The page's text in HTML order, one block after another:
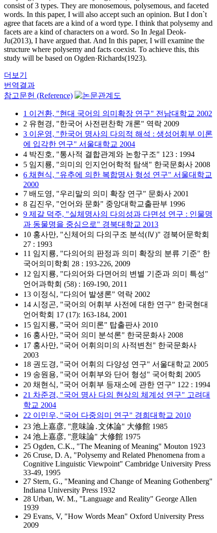
consist of 3 types. They are monosemous, polysemous, and faceted
words. In this paper, I will also accept such an opinion. But I don`t
agree that facets are a kind of a word type. I think that polysemy and
facets are a kind of characters on a word. So In Jegal Deok-
Ju(2013), I have argued that. And In this paper, I will examine the
structure where polysemy and facts coexist. To achieve this, this
study will be based on Ogden·Richards(1923).
더보기
번역결과
참고문헌 (Reference)
1 이건환, "현대 국어의 의미확장 연구" 전남대학교 2002
2 유현경, "한국어 사전편찬학 개론" 역락 2009
3 이운영, "한국어 명사의 다의적 해석 : 생성어휘부 이론
에 입각한 연구" 서울대학교 2004
4 박진호, "통사적 결합관계와 논항구조" 123 : 1994
5 임지룡, "의미의 인지언어학적 탐색" 한국문화사 2008
6 채현식, "유추에 의한 복합명사 형성 연구" 서울대학교
2000
7 배도영, "우리말의 의미 확장 연구" 문화사 2001
8 김진우, "언어와 문화" 중앙대학교출판부 1996
9 제갈 덕주, "실체명사의 다의성과 다면성 연구 : 인물명
과 동물명을 중심으로" 경북대학교 2013
10 홍사만, "신체어의 다의구조 분석(Ⅳ)" 경북어문학회
27 : 1993
11 임지룡, "다의어의 판정과 의미 확장의 분류 기준" 한
국어의미학회 28 : 193-226, 2009
12 임지룡, "다의어와 다면어의 변별 기준과 의미 특성"
언어과학회 (58) : 169-190, 2011
13 이정식, "다의어 발생론" 역락 2002
14 시정곤, "국어의 어휘부 사전에 대한 연구" 한국현대
언어학회 17 (17): 163-184, 2001
15 임지룡, "국어 의미론" 탑출판사 2010
16 홍사만, "국어 의미 분석론" 한국문화사 2008
17 홍사만, "국어 어휘의미의 사적변천" 한국문화사
2003
18 권도경, "국어 어휘의 다양성 연구" 서울대학교 2005
19 송원용, "국어 어휘부와 단어 형성" 국어학회 2005
20 채현식, "국어 어휘부 등재소에 관한 연구" 122 : 1994
21 차준경, "국어 명사 다의 현상의 체계성 연구" 고려대
학교 2004
22 이민우, "국어 다중의미 연구" 경희대학교 2010
23 池上嘉彦, "意味論․文体論" 大修館 1985
24 池上嘉彦, "意味論" 大修館 1975
25 Ogden, C.K., "The Meaning of Meaning" Mouton 1923
26 Cruse, D. A, "Polysemy and Related Phenomena from a
Cognitive Linguistic Viewpoint" Cambridge University Press
33-49, 1995
27 Stern, G., "Meaning and Change of Meaning Gothenberg"
Indiana University Press 1932
28 Urban, W. M., "Language and Reality" George Allen
1939
29 Evans, V, "How Words Mean" Oxford University Press
2009